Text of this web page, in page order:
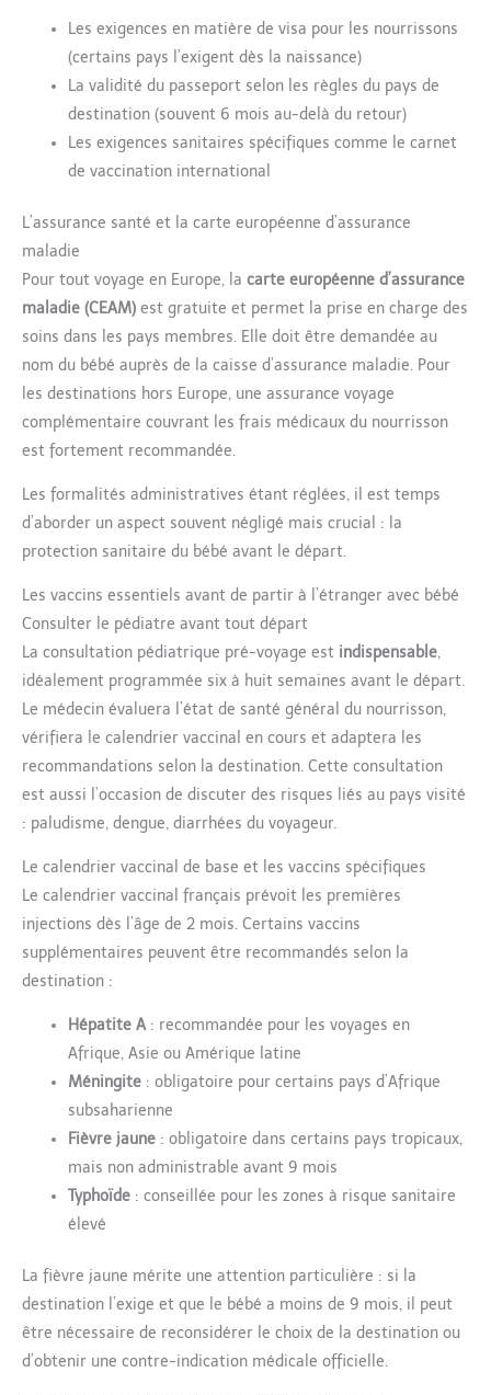
Les exigences en matière de visa pour les nourrissons
(certains pays l’exigent dès la naissance)
La validité du passeport selon les règles du pays de
destination (souvent 6 mois au-delà du retour)
Les exigences sanitaires spécifiques comme le carnet
de vaccination international
L’assurance santé et la carte européenne d’assurance
maladie
Pour tout voyage en Europe, la carte européenne d’assurance
maladie (CEAM) est gratuite et permet la prise en charge des
soins dans les pays membres. Elle doit être demandée au
nom du bébé auprès de la caisse d’assurance maladie. Pour
les destinations hors Europe, une assurance voyage
complémentaire couvrant les frais médicaux du nourrisson
est fortement recommandée.
Les formalités administratives étant réglées, il est temps
d’aborder un aspect souvent négligé mais crucial : la
protection sanitaire du bébé avant le départ.
Les vaccins essentiels avant de partir à l’étranger avec bébé
Consulter le pédiatre avant tout départ
La consultation pédiatrique pré-voyage est indispensable,
idéalement programmée six à huit semaines avant le départ.
Le médecin évaluera l’état de santé général du nourrisson,
vérifiera le calendrier vaccinal en cours et adaptera les
recommandations selon la destination. Cette consultation
est aussi l’occasion de discuter des risques liés au pays visité
: paludisme, dengue, diarrhées du voyageur.
Le calendrier vaccinal de base et les vaccins spécifiques
Le calendrier vaccinal français prévoit les premières
injections dès l’âge de 2 mois. Certains vaccins
supplémentaires peuvent être recommandés selon la
destination :
Hépatite A: recommandée pour les voyages en
Afrique, Asie ou Amérique latine
Méningite : obligatoire pour certains pays d’Afrique
subsaharienne
Fièvre jaune : obligatoire dans certains pays tropicaux,
mais non administrable avant 9 mois
Typhoïde : conseillée pour les zones à risque sanitaire
élevé
La fièvre jaune mérite une attention particulière : si la
destination l’exige et que le bébé a moins de 9 mois, il peut
être nécessaire de reconsidérer le choix de la destination ou
d’obtenir une contre-indication médicale officielle.